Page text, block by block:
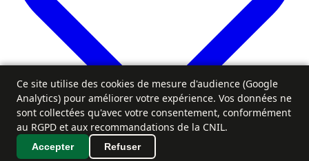
Favoris
Ce site utilise des cookies de mesure d'audience (Google
Analytics) pour améliorer votre expérience. Vos données ne
sont collectées qu'avec votre consentement, conformément
au RGPD et aux recommandations de la CNIL.
Accepter Refuser